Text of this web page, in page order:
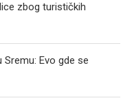
zbog turističkih
Evo gde se